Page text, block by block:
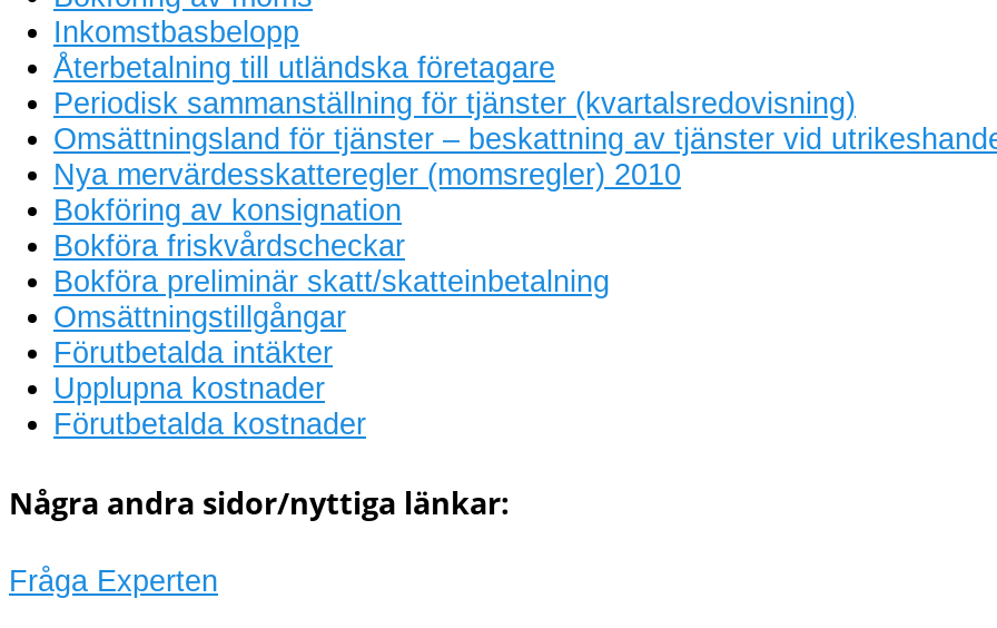
Inkomstbasbelopp
Återbetalning till utländska företagare
Periodisk sammanställning för tjänster (kvartalsredovisning)
Omsättningsland för tjänster – beskattning av tjänster vid
Nya mervärdesskatteregler (momsregler) 2010
Bokföring av konsignation
Bokföra friskvårdscheckar
Bokföra preliminär skatt/skatteinbetalning
Omsättningstillgångar
Förutbetalda intäkter
Upplupna kostnader
Förutbetalda kostnader
Några andra sidor/nyttiga länkar:
Fråga Experten